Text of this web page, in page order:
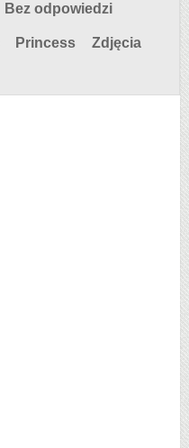
Bez odpowiedzi
Princess Zdjęcia